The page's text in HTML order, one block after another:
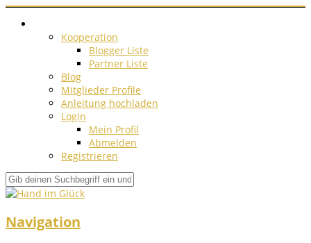
Kooperation
Blogger Liste
Partner Liste
Blog
Mitglieder Profile
Anleitung hochladen
Login
Mein Profil
Abmelden
Registrieren
Navigation